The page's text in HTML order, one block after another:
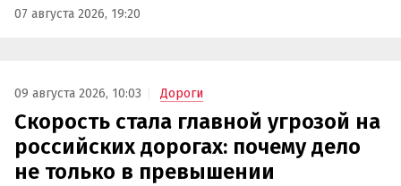
07 августа 2026, 19:20
09 августа 2026, 10:03 Дороги
Скорость стала главной угрозой на
российских дорогах: почему дело
не только в превышении